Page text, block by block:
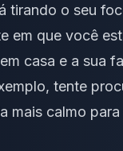
tirando o seu
em que você
casa e a sua
tente
mais calmo